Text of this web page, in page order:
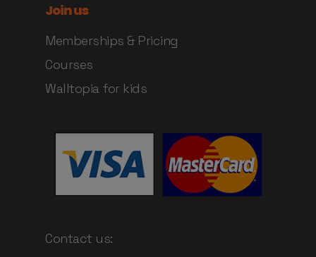
Join us
Memberships & Pricing
Courses
Walltopia for kids
Contact us: